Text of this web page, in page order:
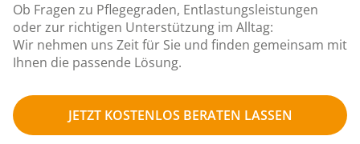
Ob Fragen zu Pflegegraden, Entlastungsleistungen
oder zur richtigen Unterstützung im Alltag:
Wir nehmen uns Zeit für Sie und finden gemeinsam mit
Ihnen die passende Lösung.
JETZT KOSTENLOS BERATEN LASSEN